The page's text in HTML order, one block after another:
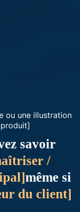
ou une illustration
savoir
/
même si
du client]